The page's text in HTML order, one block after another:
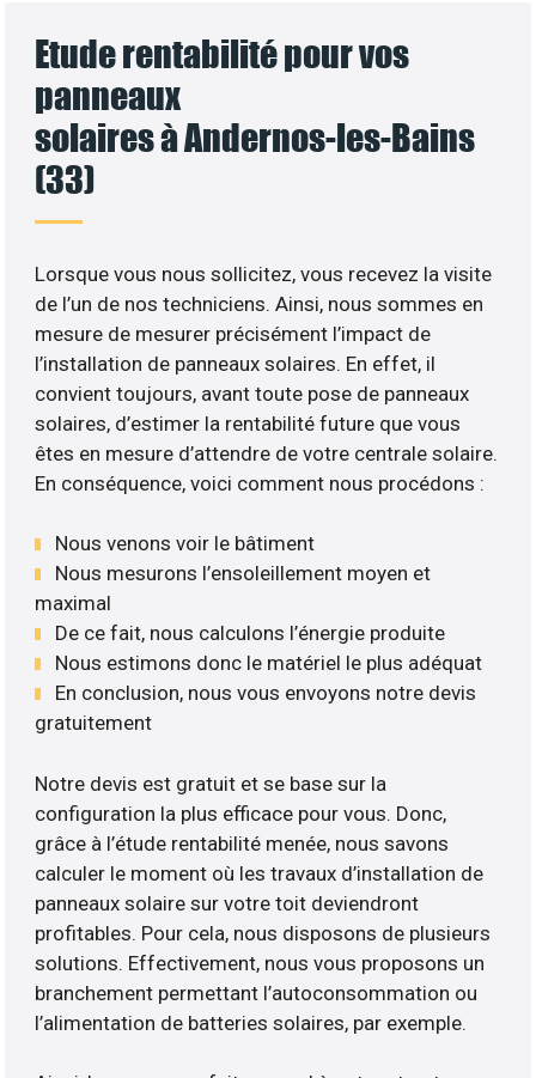
Etude rentabilité pour vos
panneaux
solaires à Andernos-les-Bains
(33)
Lorsque vous nous sollicitez, vous recevez la visite
de l’un de nos techniciens. Ainsi, nous sommes en
mesure de mesurer précisément l’impact de
l’installation de panneaux solaires. En effet, il
convient toujours, avant toute pose de panneaux
solaires, d’estimer la rentabilité future que vous
êtes en mesure d’attendre de votre centrale solaire.
En conséquence, voici comment nous procédons :
Nous venons voir le bâtiment
Nous mesurons l’ensoleillement moyen et
maximal
De ce fait, nous calculons l’énergie produite
Nous estimons donc le matériel le plus adéquat
En conclusion, nous vous envoyons notre devis
gratuitement
Notre devis est gratuit et se base sur la
configuration la plus efficace pour vous. Donc,
grâce à l’étude rentabilité menée, nous savons
calculer le moment où les travaux d’installation de
panneaux solaire sur votre toit deviendront
profitables. Pour cela, nous disposons de plusieurs
solutions. Effectivement, nous vous proposons un
branchement permettant l’autoconsommation ou
l’alimentation de batteries solaires, par exemple.